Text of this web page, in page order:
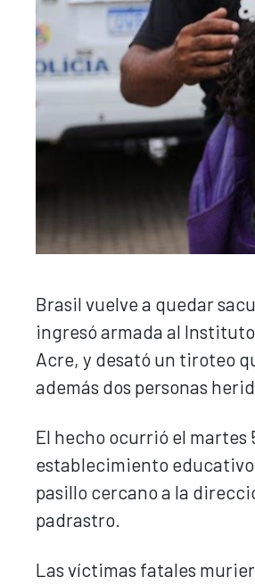
Brasil vuelve a quedar
ingresó armada al
Acre, y desató un tiroteo
además dos personas
El hecho ocurrió el martes
establecimiento
pasillo cercano a la
padrastro.
Las víctimas fatales